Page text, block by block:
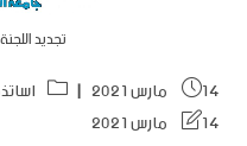
تجديد
14 مارس 2021
14 مارس 2021